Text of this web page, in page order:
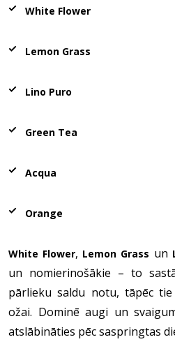
White Flower
Lemon Grass
Lino Puro
Green Tea
Acqua
Orange
White Flower, Lemon Grass un
un nomierinošākie – to
pārlieku saldu notu, tāpēc
ožai. Dominē augi un
atslābināties pēc saspringtas